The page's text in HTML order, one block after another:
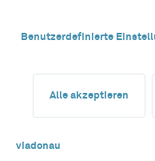
Benutzerdefinierte
Alle akzeptieren
viadonau